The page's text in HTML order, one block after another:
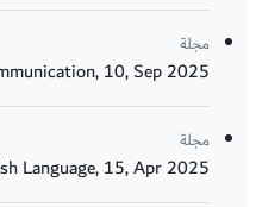
مجلة
10, Sep 2025
مجلة
Language, 15, Apr 2025